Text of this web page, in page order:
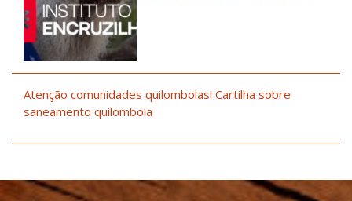
Atenção comunidades quilombolas! Cartilha sobre
saneamento quilombola